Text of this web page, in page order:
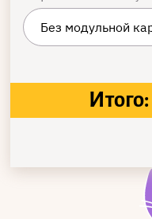
Итого: